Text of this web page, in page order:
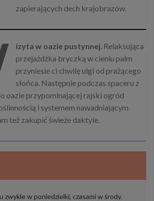
zapierających dech krajobrazów.
izyta w oazie pustynnej . Relaksująca
przejażdżka bryczką w cieniu palm
przyniesie ci chwilę ulgi od prażącego
słońca. Następnie podczas spaceru z
oazie przypominającej rajski ogród
i systemem nawadniającym
też zakupić świeże daktyle.
zwykle w poniedzielki, czasami w środy.